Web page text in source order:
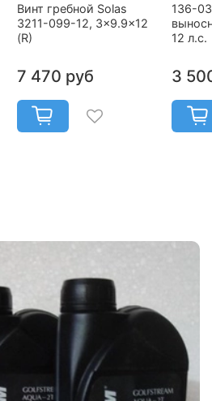
Винт гребной Solas
3211-099-12, 3x9.9x12
(R)
7 470 руб
136-
12 л.с.
3